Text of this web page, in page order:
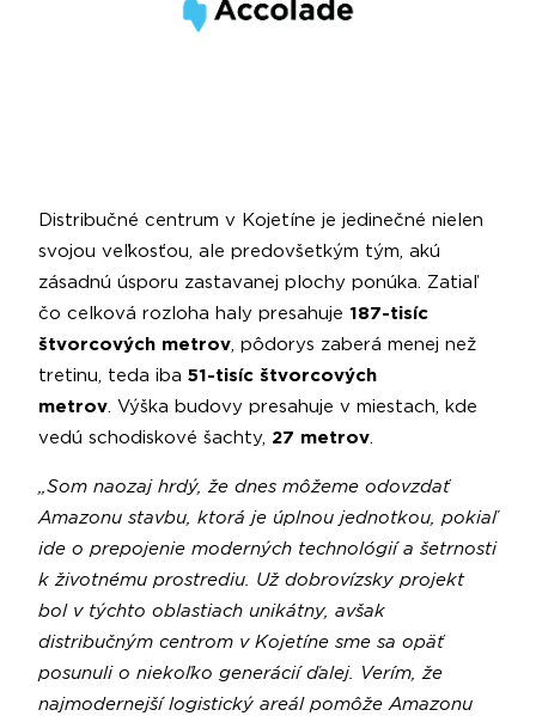
Distribučné centrum v Kojetíne je jedinečné nielen
svojou veľkosťou, ale predovšetkým tým, akú
zásadnú úsporu zastavanej plochy ponúka. Zatiaľ
čo celková rozloha haly presahuje 187-tisíc
štvorcových metrov, pôdorys zaberá menej než
tretinu, teda iba 51-tisíc štvorcových
metrov. Výška budovy presahuje v miestach, kde
vedú schodiskové šachty, 27 metrov.
„Som naozaj hrdý, že dnes môžeme odovzdať
Amazonu stavbu, ktorá je úplnou jednotkou, pokiaľ
ide o prepojenie moderných technológií a šetrnosti
k životnému prostrediu. Už dobrovízsky projekt
bol v týchto oblastiach unikátny, avšak
distribučným centrom v Kojetíne sme sa opäť
posunuli o niekoľko generácií ďalej. Verím, že
najmodernejší logistický areál pomôže Amazonu